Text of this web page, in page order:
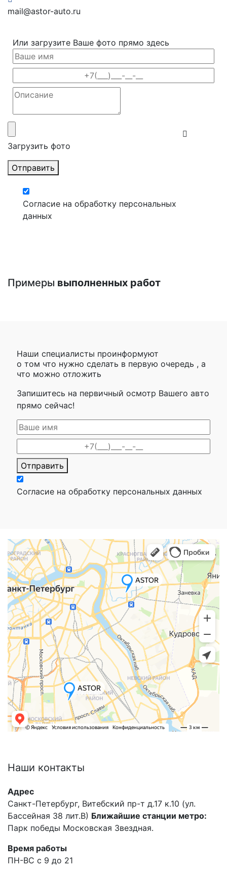
mail@astor-auto.ru
Или загрузите Ваше фото прямо здесь
Загрузить фото
Отправить
Согласие на обработку персональных
данных
Примеры выполненных работ
Наши специалисты проинформуют
о том что нужно сделать в первую очередь , а
что можно отложить
Запишитесь на первичный осмотр Вашего авто
прямо сейчас!
Отправить
Согласие на обработку персональных данных
Наши контакты
Адрес
Санкт-Петербург, Витебский пр-т д.17 к.10 (ул.
Бассейная 38 лит.В) Ближайшие станции метро:
Парк победы Московская Звездная.
Время работы
ПН-ВС с 9 до 21